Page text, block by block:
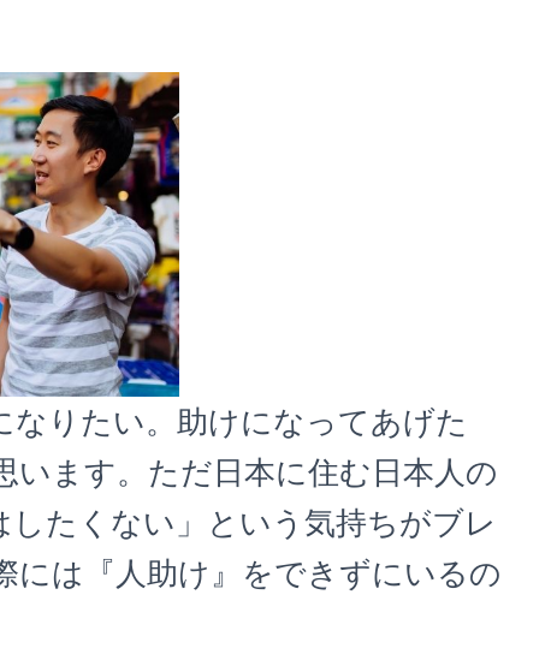
りたい。助けになってあげた
います。ただ日本に住む日本人の
たくない」という気持ちがブレ
には『人助け』をできずにいるの